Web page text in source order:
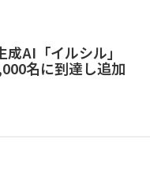
AI「イルシル」
名に到達し追加